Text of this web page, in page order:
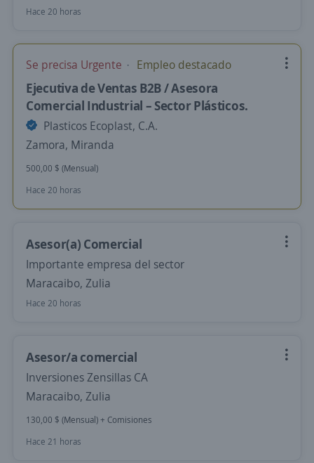
Hace 20 horas
Se precisa Urgente Empleo destacado
Ejecutiva de Ventas B2B / Asesora
Comercial Industrial – Sector Plásticos.
Plasticos Ecoplast, C.A.
Zamora, Miranda
500,00 $ (Mensual)
Hace 20 horas
Asesor(a) Comercial
Importante empresa del sector
Maracaibo, Zulia
Hace 20 horas
Asesor/a comercial
Inversiones Zensillas CA
Maracaibo, Zulia
130,00 $ (Mensual) + Comisiones
Hace 21 horas